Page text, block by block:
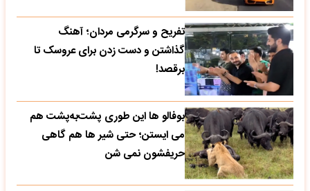
تفریح و سرگرمی مردان؛ آهنگ
گذاشتن و دست زدن برای عروسک تا
برقصد!
بوفالو ها این‌ طوری پشت‌به‌پشت هم
می‌ ایستن؛ حتی شیر ها هم گاهی
حریفشون نمی‌ شن